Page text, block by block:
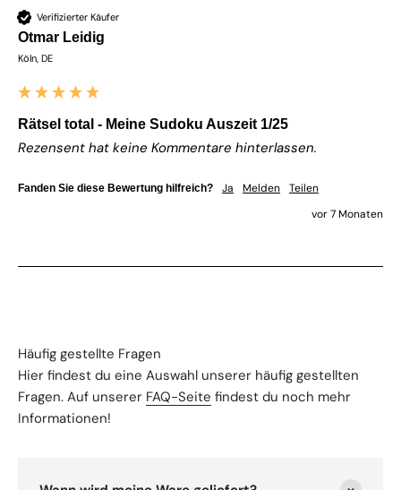
Verifizierter Käufer
Otmar Leidig
Köln, DE
Rätsel total - Meine Sudoku Auszeit 1/25
Rezensent hat keine Kommentare hinterlassen.
Fanden Sie diese Bewertung hilfreich? Ja Melden
Teilen
vor 7 Monaten
Häufig gestellte Fragen
Hier findest du eine Auswahl unserer häufig gestellten
Fragen. Auf unserer FAQ-Seite findest du noch mehr
Informationen!